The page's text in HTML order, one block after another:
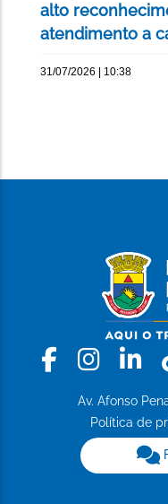
alto
atendimento a
31/07/2026 | 10:38
Av. Afonso
Política de